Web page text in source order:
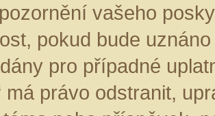
vašeho
pokud bude
pro případné
má právo odstranit,